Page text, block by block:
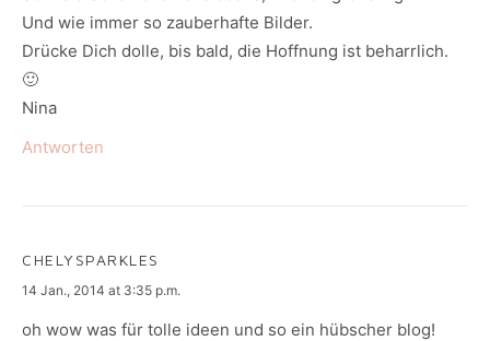
Und wie immer so zauberhafte Bilder.
Drücke Dich dolle, bis bald, die Hoffnung ist beharrlich.
🙂
Nina
Antworten
CHELYSPARKLES
says:
14 Jan., 2014 at 3:35 p.m.
oh wow was für tolle ideen und so ein hübscher blog!